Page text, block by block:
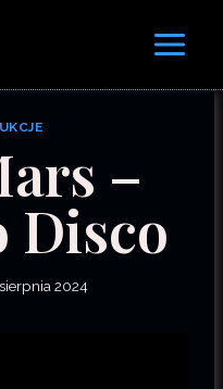
–
Disco
2024